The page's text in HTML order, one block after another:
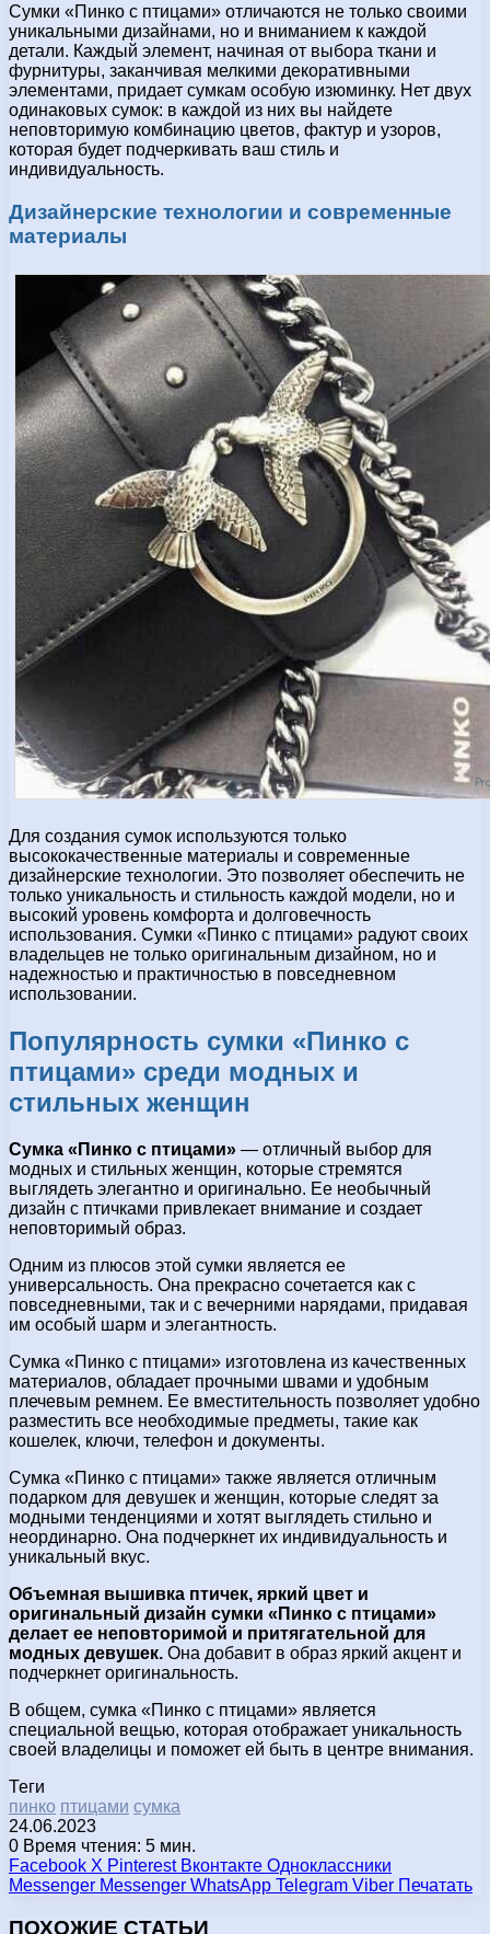
Сумки «Пинко с птицами» отличаются не только своими
уникальными дизайнами, но и вниманием к каждой
детали. Каждый элемент, начиная от выбора ткани и
фурнитуры, заканчивая мелкими декоративными
элементами, придает сумкам особую изюминку. Нет двух
одинаковых сумок: в каждой из них вы найдете
неповторимую комбинацию цветов, фактур и узоров,
которая будет подчеркивать ваш стиль и
индивидуальность.
Дизайнерские технологии и современные
материалы
Для создания сумок используются только
высококачественные материалы и современные
дизайнерские технологии. Это позволяет обеспечить не
только уникальность и стильность каждой модели, но и
высокий уровень комфорта и долговечность
использования. Сумки «Пинко с птицами» радуют своих
владельцев не только оригинальным дизайном, но и
надежностью и практичностью в повседневном
использовании.
Популярность сумки «Пинко с
птицами» среди модных и
стильных женщин
Сумка «Пинко с птицами» — отличный выбор для
модных и стильных женщин, которые стремятся
выглядеть элегантно и оригинально. Ее необычный
дизайн с птичками привлекает внимание и создает
неповторимый образ.
Одним из плюсов этой сумки является ее
универсальность. Она прекрасно сочетается как с
повседневными, так и с вечерними нарядами, придавая
им особый шарм и элегантность.
Сумка «Пинко с птицами» изготовлена из качественных
материалов, обладает прочными швами и удобным
плечевым ремнем. Ее вместительность позволяет удобно
разместить все необходимые предметы, такие как
кошелек, ключи, телефон и документы.
Сумка «Пинко с птицами» также является отличным
подарком для девушек и женщин, которые следят за
модными тенденциями и хотят выглядеть стильно и
неординарно. Она подчеркнет их индивидуальность и
уникальный вкус.
Объемная вышивка птичек, яркий цвет и
оригинальный дизайн сумки «Пинко с птицами»
делает ее неповторимой и притягательной для
модных девушек. Она добавит в образ яркий акцент и
подчеркнет оригинальность.
В общем, сумка «Пинко с птицами» является
специальной вещью, которая отображает уникальность
своей владелицы и поможет ей быть в центре внимания.
Теги
пинко птицами сумка
24.06.2023
0 Время чтения: 5 мин.
Facebook X Pinterest Вконтакте Одноклассники
Messenger Messenger WhatsApp Telegram Viber Печатать
ПОХОЖИЕ СТАТЬИ